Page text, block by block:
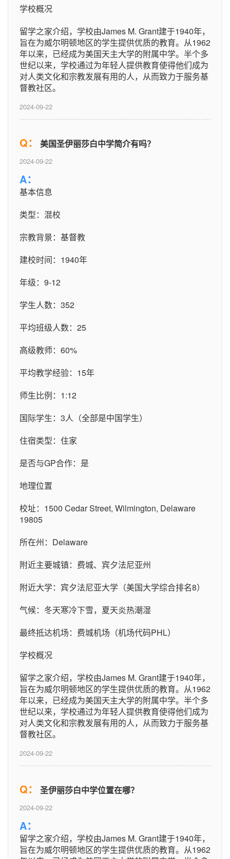
学校概况
留学之家介绍，学校由James M. Grant建于1940年，
旨在为威尔明顿地区的学生提供优质的教育。从1962
年以来，已经成为美国天主大学的附属中学。半个多
世纪以来，学校通过为年轻人提供教育使得他们成为
对人类文化和宗教发展有用的人，从而致力于服务基
督教社区。
2024-09-22
Q： 美国圣伊丽莎白中学简介有吗？
2024-09-22
A：
基本信息
类型：混校
宗教背景：基督教
建校时间：1940年
年级：9-12
学生人数：352
平均班级人数：25
高级教师：60%
平均教学经验：15年
师生比例：1:12
国际学生：3人（全部是中国学生）
住宿类型：住家
是否与GP合作：是
地理位置
校址：1500 Cedar Street, Wilmington, Delaware
19805
所在州：Delaware
附近主要城镇：费城、宾夕法尼亚州
附近大学：宾夕法尼亚大学（美国大学综合排名8）
气候：冬天寒冷下雪，夏天炎热潮湿
最终抵达机场：费城机场（机场代码PHL）
学校概况
留学之家介绍，学校由James M. Grant建于1940年，
旨在为威尔明顿地区的学生提供优质的教育。从1962
年以来，已经成为美国天主大学的附属中学。半个多
世纪以来，学校通过为年轻人提供教育使得他们成为
对人类文化和宗教发展有用的人，从而致力于服务基
督教社区。
2024-09-22
Q： 圣伊丽莎白中学位置在哪？
2024-09-22
A：
留学之家介绍，学校由James M. Grant建于1940年，
旨在为威尔明顿地区的学生提供优质的教育。从1962